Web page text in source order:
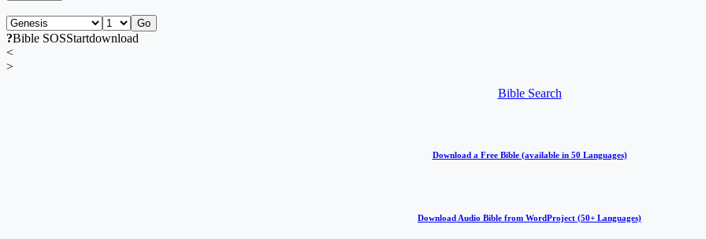
Go
?Bible SOSStartdownload
<
>
Bible Search
Download a Free Bible (available in 50 Languages)
Download Audio Bible from WordProject (50+ Languages)